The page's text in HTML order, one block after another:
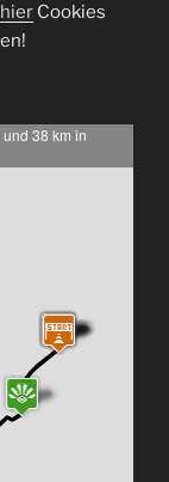
hier Cookies
38 km in